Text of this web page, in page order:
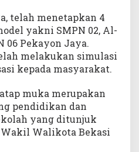
telah menetapkan 4
yakni SMPN 02, Al-
06 Pekayon Jaya.
melakukan simulasi
kepada masyarakat.
muka merupakan
pendidikan dan
yang ditunjuk
Walikota Bekasi